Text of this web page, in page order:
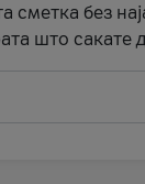
сметка без
што сакате